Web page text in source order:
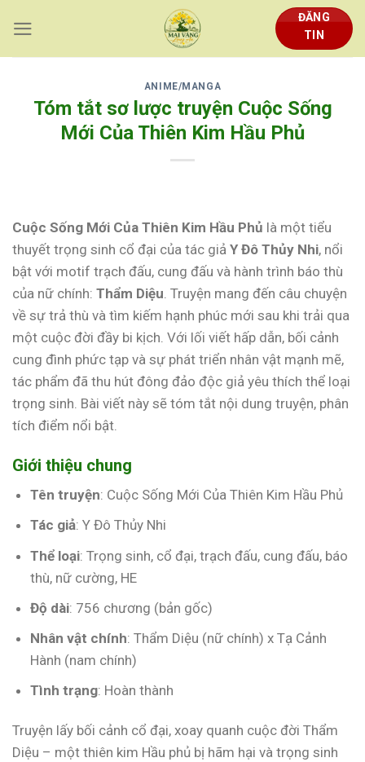
content
ĐĂNG
TIN
ANIME/MANGA
Tóm tắt sơ lược truyện Cuộc Sống
Mới Của Thiên Kim Hầu Phủ
Cuộc Sống Mới Của Thiên Kim Hầu Phủ là một tiểu
thuyết trọng sinh cổ đại của tác giả Y Đô Thủy Nhi, nổi
bật với motif trạch đấu, cung đấu và hành trình báo thù
của nữ chính: Thẩm Diệu . Truyện mang đến câu chuyện
về sự trả thù và tìm kiếm hạnh phúc mới sau khi trải qua
một cuộc đời đầy bi kịch. Với lối viết hấp dẫn, bối cảnh
cung đình phức tạp và sự phát triển nhân vật mạnh mẽ,
tác phẩm đã thu hút đông đảo độc giả yêu thích thể loại
trọng sinh. Bài viết này sẽ tóm tắt nội dung truyện, phân
tích điểm nổi bật.
Giới thiệu chung
Tên truyện: Cuộc Sống Mới Của Thiên Kim Hầu Phủ
Tác giả: Y Đô Thủy Nhi
Thể loại: Trọng sinh, cổ đại, trạch đấu, cung đấu, báo
thù, nữ cường, HE
Độ dài: 756 chương (bản gốc)
Nhân vật chính: Thẩm Diệu (nữ chính) x Tạ Cảnh
Hành (nam chính)
Tình trạng: Hoàn thành
Truyện lấy bối cảnh cổ đại, xoay quanh cuộc đời Thẩm
Diệu – một thiên kim Hầu phủ bị hãm hại và trọng sinh